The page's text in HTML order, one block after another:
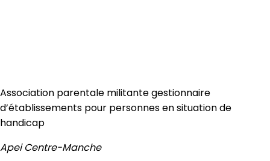
Association parentale militante gestionnaire
d’établissements pour personnes en situation de
handicap
Apei Centre-Manche